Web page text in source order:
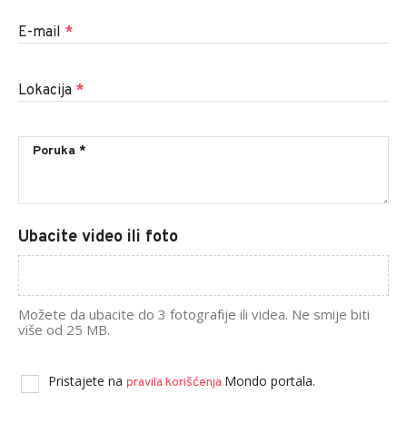
E-mail *
Lokacija *
Ubacite video ili foto
Možete da ubacite do 3 fotografije ili videa. Ne smije biti
više od 25 MB.
Pristajete na pravila korišćenja Mondo portala.